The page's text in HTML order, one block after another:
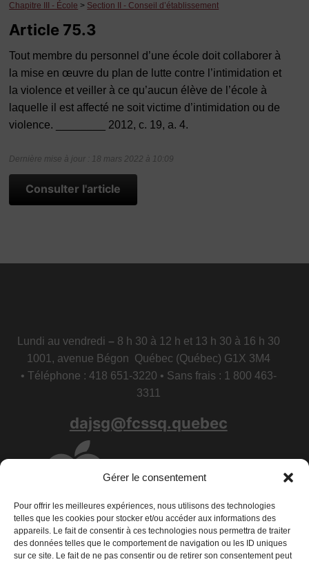
Gérer le consentement
Pour offrir les meilleures expériences, nous utilisons des technologies
telles que les cookies pour stocker et/ou accéder aux informations des
appareils. Le fait de consentir à ces technologies nous permettra de traiter
des données telles que le comportement de navigation ou les ID uniques
sur ce site. Le fait de ne pas consentir ou de retirer son consentement peut
Chapitre III - École > Section II - Conseil d’établissement
Article 75.3
Tout membre du personnel d’une école doit collaborer à
la mise en œuvre du plan de lutte contre l’intimidation et
la violence et veiller à ce qu’aucun élève de l’école à
laquelle il est affecté ne soit victime d’intimidation ou de
violence. ________ 2012, c. 19, a. 4.
Dernière mise à jour : 18 mars 2022 à 10:09
Consulter l'article
Lundi au vendredi – 8 h 30 à 12 h et 13 h 30 à 16 h 30
1001, avenue Bégon Québec (Québec) G1X 3M4
• Téléphone : 418 651-3220 • Sans frais : 1 800 463-
3311
dajsg@fcssq.quebec